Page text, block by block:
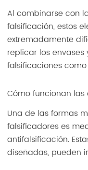
Al combinarse con
falsificación, estos
extremadamente
replicar los
falsificaciones
Cómo funcionan
Una de las formas
falsificadores es
antifalsificación.
diseñadas, pueden